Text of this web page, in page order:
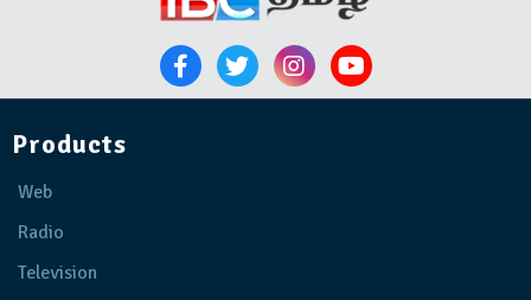
Products
Web
Radio
Television